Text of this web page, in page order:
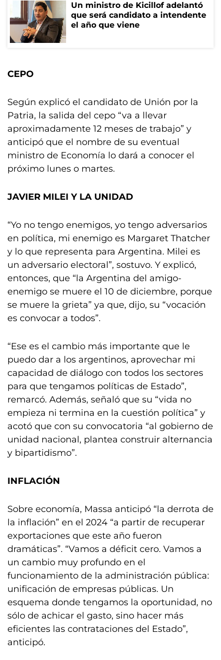
Un ministro de Kicillof adelantó
que será candidato a intendente
el año que viene
CEPO
Según explicó el candidato de Unión por la
Patria, la salida del cepo “va a llevar
aproximadamente 12 meses de trabajo” y
anticipó que el nombre de su eventual
ministro de Economía lo dará a conocer el
próximo lunes o martes.
JAVIER MILEI Y LA UNIDAD
“Yo no tengo enemigos, yo tengo adversarios
en política, mi enemigo es Margaret Thatcher
y lo que representa para Argentina. Milei es
un adversario electoral”, sostuvo. Y explicó,
entonces, que “la Argentina del amigo-
enemigo se muere el 10 de diciembre, porque
se muere la grieta” ya que, dijo, su “vocación
es convocar a todos”.
“Ese es el cambio más importante que le
puedo dar a los argentinos, aprovechar mi
capacidad de diálogo con todos los sectores
para que tengamos políticas de Estado”,
remarcó. Además, señaló que su “vida no
empieza ni termina en la cuestión política” y
acotó que con su convocatoria “al gobierno de
unidad nacional, plantea construir alternancia
y bipartidismo”.
INFLACIÓN
Sobre economía, Massa anticipó “la derrota de
la inflación” en el 2024 “a partir de recuperar
exportaciones que este año fueron
dramáticas”. “Vamos a déficit cero. Vamos a
un cambio muy profundo en el
funcionamiento de la administración pública:
unificación de empresas públicas. Un
esquema donde tengamos la oportunidad, no
sólo de achicar el gasto, sino hacer más
eficientes las contrataciones del Estado”,
anticipó.